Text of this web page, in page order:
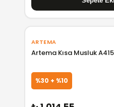
ARTEMA
Artema Kısa Musluk
%30 + %10